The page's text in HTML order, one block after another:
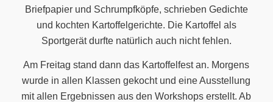
Briefpapier und Schrumpfköpfe, schrieben Gedichte
und kochten Kartoffelgerichte. Die Kartoffel als
Sportgerät durfte natürlich auch nicht fehlen.
Am Freitag stand dann das Kartoffelfest an. Morgens
wurde in allen Klassen gekocht und eine Ausstellung
mit allen Ergebnissen aus den Workshops erstellt. Ab